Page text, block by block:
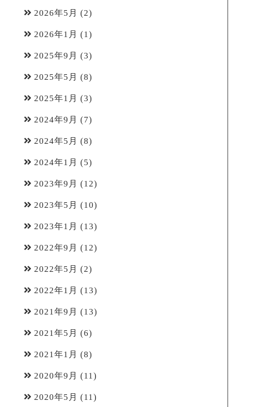
2026年5月 (2)
2026年1月 (1)
2025年9月 (3)
2025年5月 (8)
2025年1月 (3)
2024年9月 (7)
2024年5月 (8)
2024年1月 (5)
2023年9月 (12)
2023年5月 (10)
2023年1月 (13)
2022年9月 (12)
2022年5月 (2)
2022年1月 (13)
2021年9月 (13)
2021年5月 (6)
2021年1月 (8)
2020年9月 (11)
2020年5月 (11)